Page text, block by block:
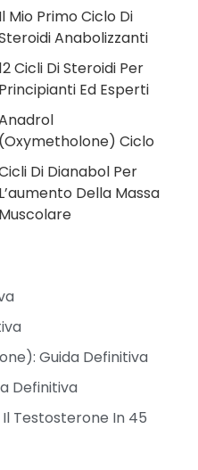
Il Mio Primo Ciclo Di
Anabolizzanti
Cicli Di Steroidi Per
Principianti Ed Esperti
(Oxymetholone) Ciclo
Di Dianabol Per
L’aumento Della Massa
Muscolare
Guida Definitiva
Definitiva
Il Testosterone In 45